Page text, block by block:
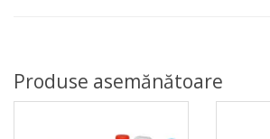
Produse asemănătoare